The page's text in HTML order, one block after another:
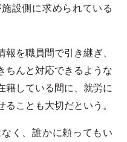
設側に求められている
を職員間で引き継ぎ、
ちんと対応できるような
籍している間に、就労に
ことも大切だという。
く、誰かに頼ってもい